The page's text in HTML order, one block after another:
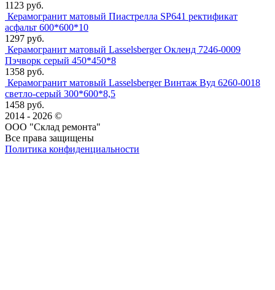
1123 руб.
Керамогранит матовый Пиастрелла SP641 ректификат
асфальт 600*600*10
1297 руб.
Керамогранит матовый Lasselsberger Окленд 7246-0009
Пэчворк серый 450*450*8
1358 руб.
Керамогранит матовый Lasselsberger Винтаж Вуд 6260-0018
светло-серый 300*600*8,5
1458 руб.
2014 - 2026 ©
ООО "Склад ремонта"
Все права защищены
Политика конфиденциальности